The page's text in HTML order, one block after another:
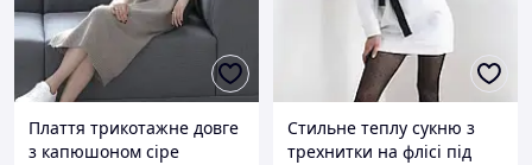
Плаття трикотажне довге
з капюшоном сіре
Стильне теплу сукню з
трехнитки на флісі під